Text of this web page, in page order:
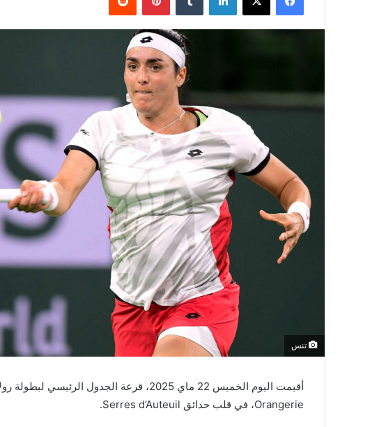
تنس
Orangerie، في قلب حدائق Serres d’Auteuil.